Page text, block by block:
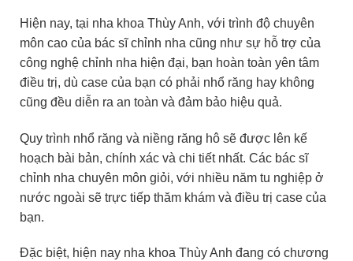
Hiện nay, tại nha khoa Thùy Anh, với trình độ chuyên
môn cao của bác sĩ chỉnh nha cũng như sự hỗ trợ của
công nghệ chỉnh nha hiện đại, bạn hoàn toàn yên tâm
điều trị, dù case của bạn có phải nhổ răng hay không
cũng đều diễn ra an toàn và đảm bảo hiệu quả.
Quy trình nhổ răng và niềng răng hô sẽ được lên kế
hoạch bài bản, chính xác và chi tiết nhất. Các bác sĩ
chỉnh nha chuyên môn giỏi, với nhiều năm tu nghiệp ở
nước ngoài sẽ trực tiếp thăm khám và điều trị case của
bạn.
Đặc biệt, hiện nay nha khoa Thùy Anh đang có chương